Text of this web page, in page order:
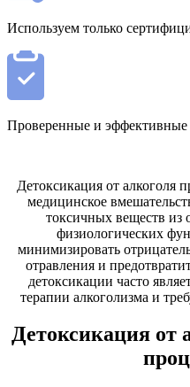
Используем только
Проверенные и эффективные
Детоксикация от алкоголя
медицинское
токсичных веществ из
физиологических
минимизировать
отравления и
детоксикации часто
терапии алкоголизма и
Детоксикация от